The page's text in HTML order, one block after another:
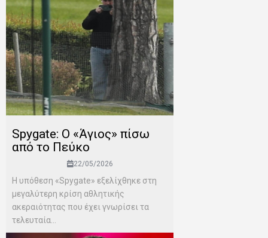
Spygate: Ο «Άγιος» πίσω
από το Πεύκο
22/05/2026
Η υπόθεση «Spygate» εξελίχθηκε στη
μεγαλύτερη κρίση αθλητικής
ακεραιότητας που έχει γνωρίσει τα
τελευταία...